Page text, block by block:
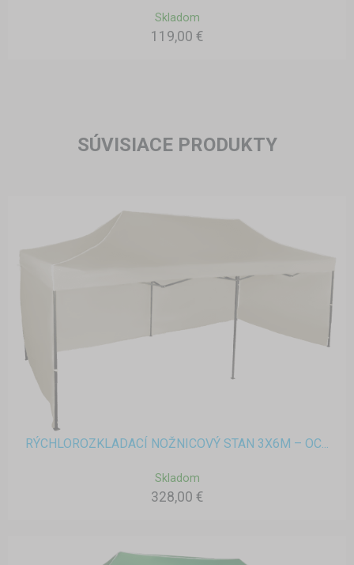
Skladom
119,00 €
SÚVISIACE PRODUKTY
RÝCHLOROZKLADACÍ NOŽNICOVÝ STAN 3X6M – OC...
Skladom
328,00 €